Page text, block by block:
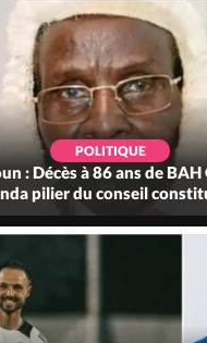
POLITIQUE
: Décès à 86 ans de
pilier du conseil